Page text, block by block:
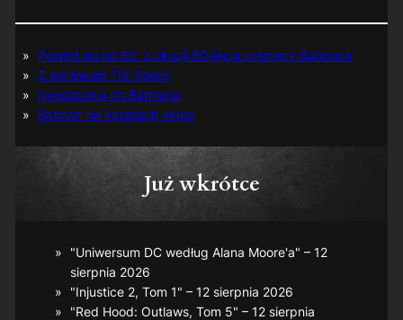
Powrót do lat 60. z okazji 60-lecia premiery Batmana
Z archiwum TM-Semic
Nawiązania do Batmana
Batman na kasetach video
Już wkrótce
"Uniwersum DC według Alana Moore'a" – 12
sierpnia 2026
"Injustice 2, Tom 1" – 12 sierpnia 2026
"Red Hood: Outlaws, Tom 5" – 12 sierpnia